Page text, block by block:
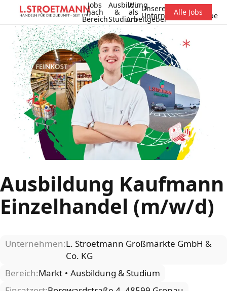
Jobs
nach
Bereich
Ausbildung
&
Studium
Wir
als
Arbeitgeber
Unsere
Unternehmensgruppe
Alle Jobs
Ausbildung Kaufmann
Einzelhandel (m/w/d)
Unternehmen:L. Stroetmann Großmärkte GmbH &
Co. KG
Bereich:Markt
Ausbildung & Studium